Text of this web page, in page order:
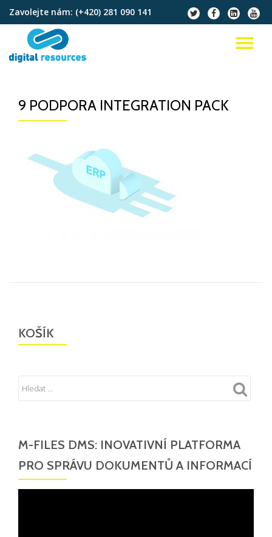
Přeskočit
obsah
Zavolejte nám: (+420) 281 090 141
fa-
twitter
fa-
facebook
fa-
linkedin-
square
fa-
9 PODPORA INTEGRATION PACK
KOŠÍK
M-FILES DMS: INOVATIVNÍ PLATFORMA
PRO SPRÁVU DOKUMENTŮ A INFORMACÍ